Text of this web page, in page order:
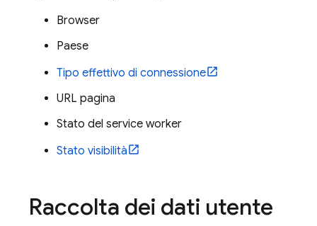
Browser
Paese
Tipo effettivo di connessione
URL pagina
Stato del service worker
Stato visibilità
Raccolta dei dati utente